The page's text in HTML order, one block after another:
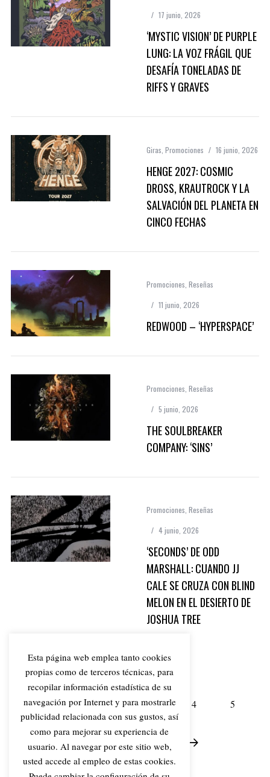
17 junio, 2026
‘MYSTIC VISION’ DE PURPLE
LUNG: LA VOZ FRÁGIL QUE
DESAFÍA TONELADAS DE
RIFFS Y GRAVES
Giras Promociones 16 junio, 2026
HENGE 2027: COSMIC
DROSS, KRAUTROCK Y LA
SALVACIÓN DEL PLANETA EN
CINCO FECHAS
Promociones Reseñas
11 junio, 2026
REDWOOD – ‘HYPERSPACE’
Promociones Reseñas
5 junio, 2026
THE SOULBREAKER
COMPANY: ‘SINS’
Promociones Reseñas
4 junio, 2026
‘SECONDS’ DE ODD
MARSHALL: CUANDO JJ
CALE SE CRUZA CON BLIND
MELON EN EL DESIERTO DE
JOSHUA TREE
1 2 3 4 5
Esta página web emplea tanto cookies
propias como de terceros técnicas, para
recopilar información estadística de su
navegación por Internet y para mostrarle
publicidad relacionada con sus gustos, así
como para mejorar su experiencia de
usuario. Al navegar por este sitio web,
usted accede al empleo de estas cookies.